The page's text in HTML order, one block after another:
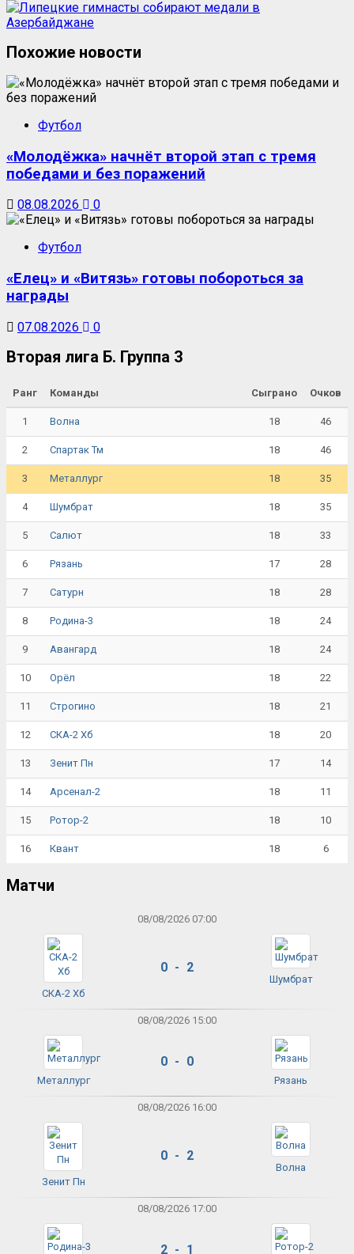
Похожие новости
Футбол
«Молодёжка» начнёт второй этап с тремя
победами и без поражений
08.08.2026 0
Футбол
«Елец» и «Витязь» готовы побороться за
награды
07.08.2026 0
Вторая лига Б. Группа 3
Ранг Команды Сыграно Очков
1 Волна 18 46
2 Спартак Тм 18 46
3 Металлург 18 35
4 Шумбрат 18 35
5 Салют 18 33
6 Рязань 17 28
7 Сатурн 18 28
8 Родина-3 18 24
9 Авангард 18 24
10 Орёл 18 22
11 Строгино 18 21
12 СКА-2 Хб 18 20
13 Зенит Пн 17 14
14 Арсенал-2 18 11
15 Ротор-2 18 10
16 Квант 18 6
Матчи
08/08/2026 07:00
СКА-2 Хб
0 - 2
Шумбрат
08/08/2026 15:00
Металлург
0 - 0
Рязань
08/08/2026 16:00
Зенит Пн
0 - 2
Волна
08/08/2026 17:00
2 - 1